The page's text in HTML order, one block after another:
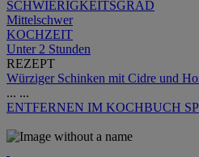
SCHWIERIGKEITSGRAD
Mittelschwer
KOCHZEIT
Unter 2 Stunden
REZEPT
Würziger Schinken mit Cidre und
... ...
ENTFERNEN IM KOCHBUCH